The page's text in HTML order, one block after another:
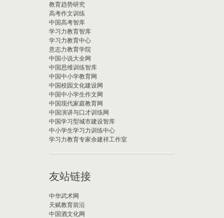
教育趋势研究
高考作文训练
中国高考智库
学习力教育智库
学习力教育中心
意志力教育学院
中国小说大全网
中国思维训练智库
中国中小学教育网
中国校园文化建设网
中国中小学生作文网
中国现代家庭教育网
中国演讲与口才训练网
中国学习型城市建设智库
中小学生学习力训练中心
学习力教育专家余建祥工作室
友站链接
中华武术网
天赋教育前沿
中国酒文化网